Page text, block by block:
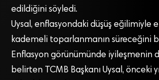
edildiğini söyledi.
Uysal, enflasyondaki düşüş eğilimiyle
kademeli toparlanmanın süreceğini
Enflasyon görünümünde iyileşmenin
belirten TCMB Başkanı Uysal, önceki